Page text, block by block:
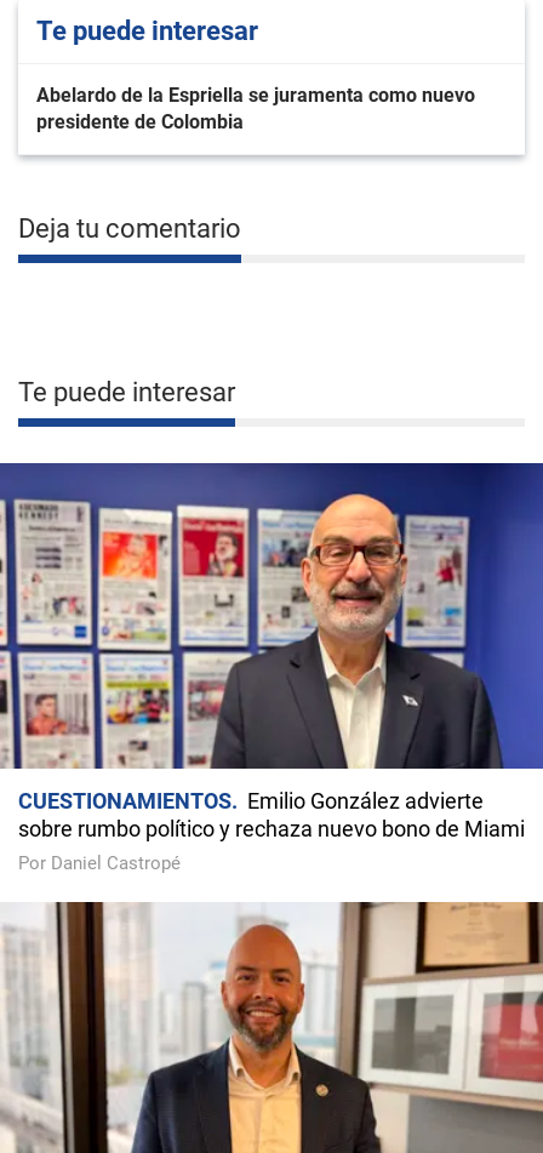
Te puede interesar
Abelardo de la Espriella se juramenta como nuevo
presidente de Colombia
Deja tu comentario
Te puede interesar
CUESTIONAMIENTOS
Emilio González advierte
sobre rumbo político y rechaza nuevo bono de Miami
Por Daniel Castropé